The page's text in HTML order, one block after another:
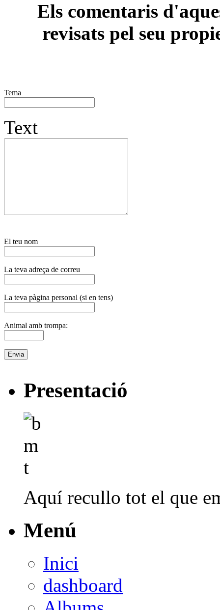
Els comentaris
revisats pel seu
Tema
Text
El teu nom
La teva adreça de correu
La teva pàgina personal (si en tens)
Animal amb trompa:
Presentació
Aquí recullo tot el que
Menú
Inici
dashboard